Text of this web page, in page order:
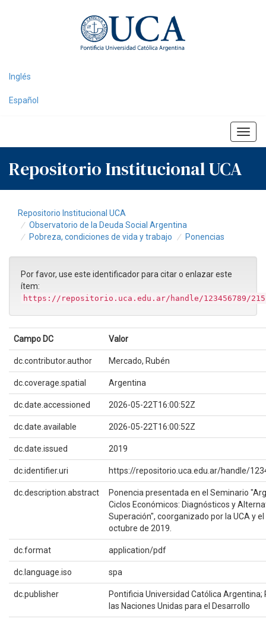
Inglés
Español
Repositorio Institucional UCA
Repositorio Institucional UCA
Observatorio de la Deuda Social Argentina
Pobreza, condiciones de vida y trabajo
Ponencias
Por favor, use este identificador para citar o enlazar este
ítem:
https://repositorio.uca.edu.ar/handle/123456789/
Campo DC Valor
dc.contributor.author Mercado, Rubén
dc.coverage.spatial Argentina
dc.date.accessioned 2026-05-22T16:00:52Z
dc.date.available 2026-05-22T16:00:52Z
dc.date.issued 2019
dc.identifier.uri https://repositorio.uca.edu.ar/handle/
dc.description.abstract
Ponencia presentada en el Seminario
Ciclos Económicos: Diagnósticos y
Superación", coorganizado por la UCA y el
octubre de 2019.
dc.format application/pdf
dc.language.iso spa
dc.publisher
Pontificia Universidad Católica Argentina;
las Naciones Unidas para el Desarrollo